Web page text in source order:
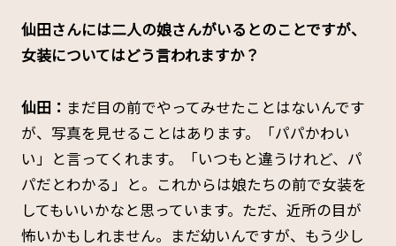
――仙田さんには二人の娘さんがいるとのことですが、
女装についてはどう言われますか？
仙田： まだ目の前でやってみせたことはないんです
が、写真を見せることはあります。「パパかわい
い」と言ってくれます。「いつもと違うけれど、パ
パだとわかる」と。これからは娘たちの前で女装を
してもいいかなと思っています。ただ、近所の目が
怖いかもしれません。まだ幼いんですが、もう少し